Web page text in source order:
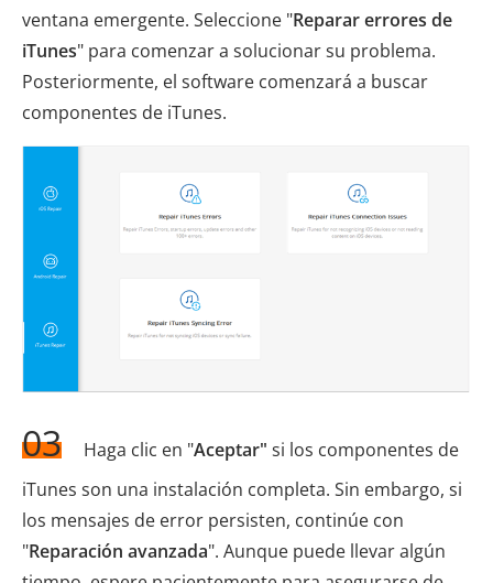
ventana emergente. Seleccione "Reparar errores de
iTunes" para comenzar a solucionar su problema.
Posteriormente, el software comenzará a buscar
componentes de iTunes.
03 Haga clic en "Aceptar" si los componentes de
iTunes son una instalación completa. Sin embargo, si
los mensajes de error persisten, continúe con
"Reparación avanzada". Aunque puede llevar algún